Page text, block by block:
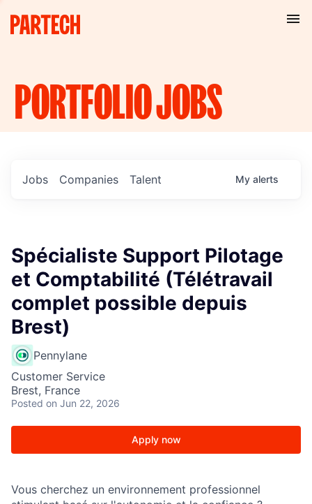
PORTFOLIOJOBS
Jobs Companies Talent My alerts
Spécialiste Support Pilotage
et Comptabilité (Télétravail
complet possible depuis
Brest)
Pennylane
Customer Service
Brest, France
Posted on Jun 22, 2026
Apply now
Vous cherchez un environnement professionnel